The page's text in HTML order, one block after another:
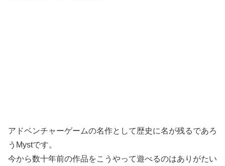
アドベンチャーゲームの名作として歴史に名が残るであろ
うMystです。
今から数十年前の作品をこうやって遊べるのはありがたい